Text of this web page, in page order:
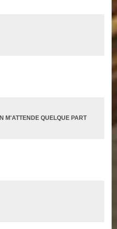
M'ATTENDE QUELQUE PART